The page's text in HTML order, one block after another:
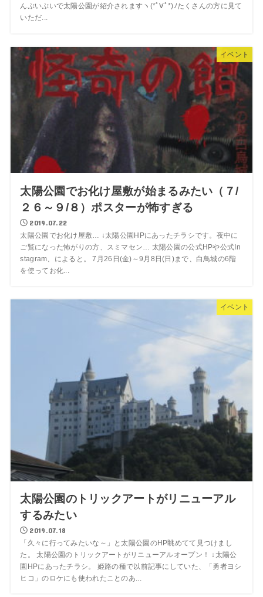
んぷいぷいで太陽公園が紹介されますヽ(*ﾟ∀ﾟ*)ﾉたくさんの方に見て
いただ...
イベント
太陽公園でお化け屋敷が始まるみたい（７/
２６～９/８）ポスターが怖すぎる
2019.07.22
太陽公園でお化け屋敷… ↓太陽公園HPにあったチラシです。夜中に
ご覧になった怖がりの方、スミマセン… 太陽公園の公式HPや公式In
stagram、によると。 7月26日(金)～9月8日(日)まで、白鳥城の6階
を使ってお化...
イベント
太陽公園のトリックアートがリニューアル
するみたい
2019.07.18
「久々に行ってみたいな～」と太陽公園のHP眺めてて見つけまし
た。 太陽公園のトリックアートがリニューアルオープン！ ↓太陽公
園HPにあったチラシ。 姫路の種で以前記事にしていた、「勇者ヨシ
ヒコ」のロケにも使われたことのあ...